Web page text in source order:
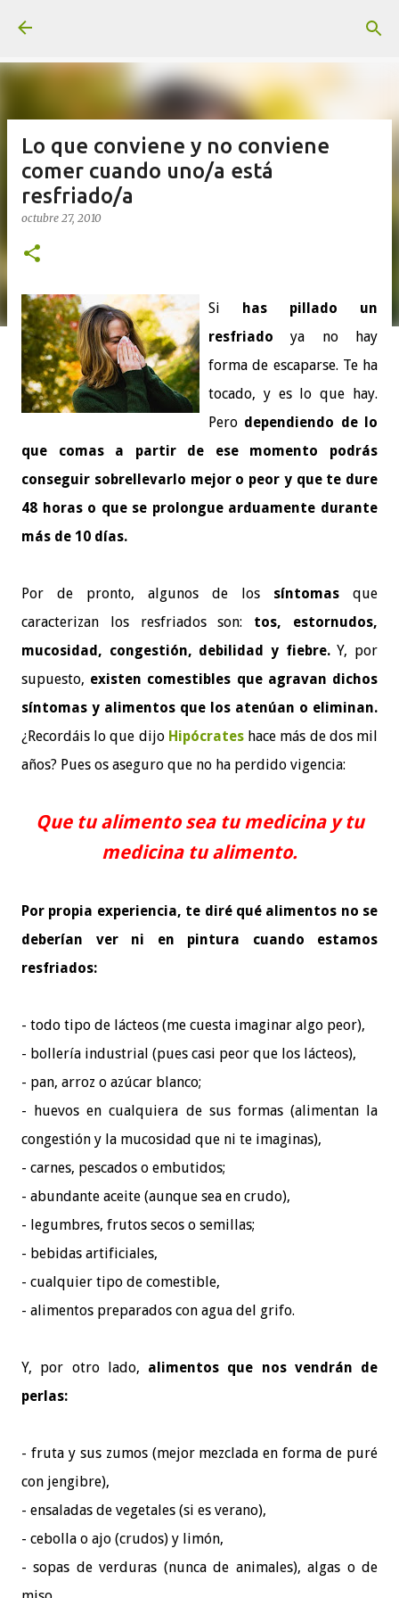
Lo que conviene y no conviene
comer cuando uno/a está
resfriado/a
octubre 27, 2010
Si has pillado un
resfriado ya no hay
forma de escaparse. Te ha
tocado, y es lo que hay.
Pero dependiendo de lo
que comas a partir de ese momento podrás
conseguir sobrellevarlo mejor o peor y que te dure
48 horas o que se prolongue arduamente durante
más de 10 días.
Por de pronto, algunos de los síntomas que
caracterizan los resfriados son: tos, estornudos,
mucosidad, congestión, debilidad y fiebre.Y, por
supuesto, existen comestibles que agravan dichos
síntomas y alimentos que los atenúan o eliminan.
¿Recordáis lo que dijo Hipócrates hace más de dos mil
años? Pues os aseguro que no ha perdido vigencia:
Que tu alimento sea tu medicina y tu
medicina tu alimento.
Por propia experiencia, te diré qué alimentos no se
deberían ver ni en pintura cuando estamos
resfriados:
- todo tipo de lácteos (me cuesta imaginar algo peor),
- bollería industrial (pues casi peor que los lácteos),
- pan, arroz o azúcar blanco;
- huevos en cualquiera de sus formas (alimentan la
congestión y la mucosidad que ni te imaginas),
- carnes, pescados o embutidos;
- abundante aceite (aunque sea en crudo),
- legumbres, frutos secos o semillas;
- bebidas artificiales,
- cualquier tipo de comestible,
- alimentos preparados con agua del grifo.
Y, por otro lado, alimentos que nos vendrán de
perlas:
- fruta y sus zumos (mejor mezclada en forma de puré
con jengibre),
- ensaladas de vegetales (si es verano),
- cebolla o ajo (crudos) y limón,
- sopas de verduras (nunca de animales), algas o de